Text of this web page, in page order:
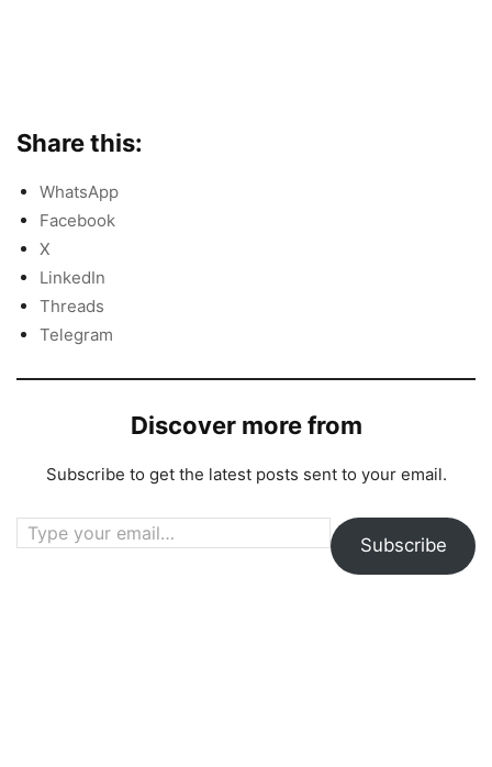
Share this:
WhatsApp
Facebook
X
LinkedIn
Threads
Telegram
Discover more from
Subscribe to get the latest posts sent to your email.
Type your email…
Subscribe